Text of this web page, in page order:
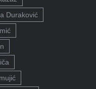
Duraković